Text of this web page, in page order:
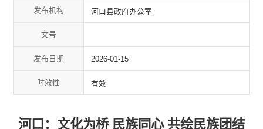
发布机构 河口县政府办公室
文号
发布日期 2026-01-15
时效性 有效
河口：文化为桥 民族同心 共绘民族团结